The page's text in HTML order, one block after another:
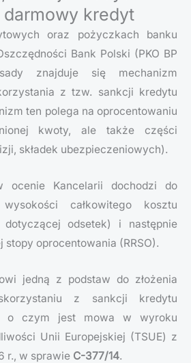
kredyt
oraz pożyczkach banku
Bank Polski (PKO BP
znajduje się mechanizm
z tzw. sankcji kredytu
ten polega na oprocentowaniu
kwoty, ale także części
składek ubezpieczeniowych).
ocenie Kancelarii dochodzi do
całkowitego kosztu
odsetek) i następnie
oprocentowania (RRSO).
jedną z podstaw do złożenia
z sankcji kredytu
o czym jest mowa w wyroku
Unii Europejskiej (TSUE) z
r., w sprawie C-377/14.